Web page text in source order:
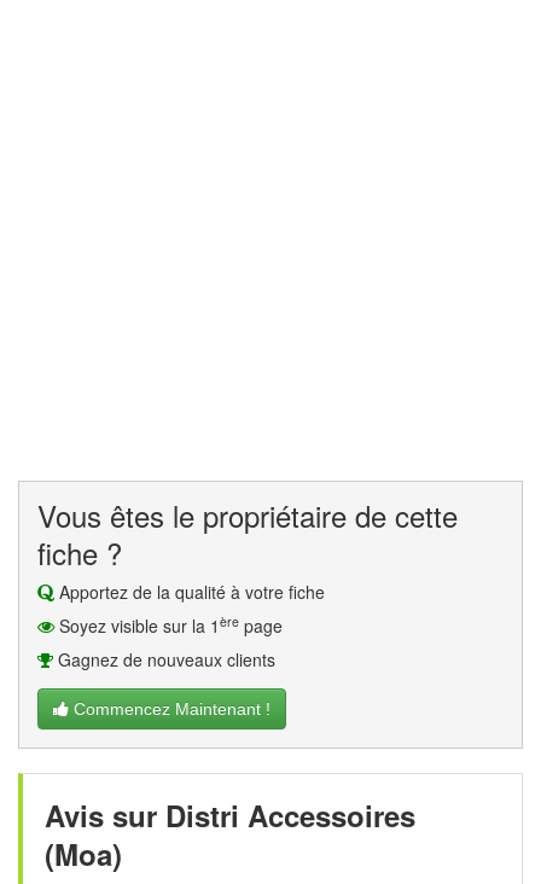
Vous êtes le propriétaire de cette
fiche ?
Apportez de la qualité à votre fiche
Soyez visible sur la 1 ère page
Gagnez de nouveaux clients
Commencez Maintenant !
Avis sur Distri Accessoires
(Moa)